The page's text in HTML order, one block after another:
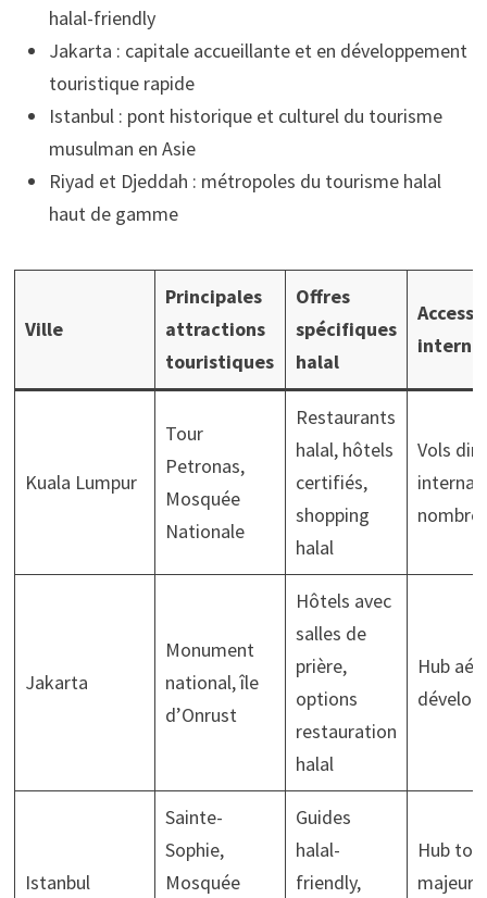
halal-friendly
Jakarta : capitale accueillante et en développement
touristique rapide
Istanbul : pont historique et culturel du tourisme
musulman en Asie
Riyad et Djeddah : métropoles du tourisme halal
haut de gamme
Ville
Principales
attractions
touristiques
Offres
spécifiques
halal
Kuala Lumpur
Tour
Petronas,
Mosquée
Nationale
Restaurants
halal, hôtels
certifiés,
shopping
halal
Vols
Jakarta
Monument
national, île
d’Onrust
Hôtels avec
salles de
prière,
options
restauration
halal
Hub
Istanbul
Sainte-
Sophie,
Mosquée
Guides
halal-
friendly,
Hub
majeur,